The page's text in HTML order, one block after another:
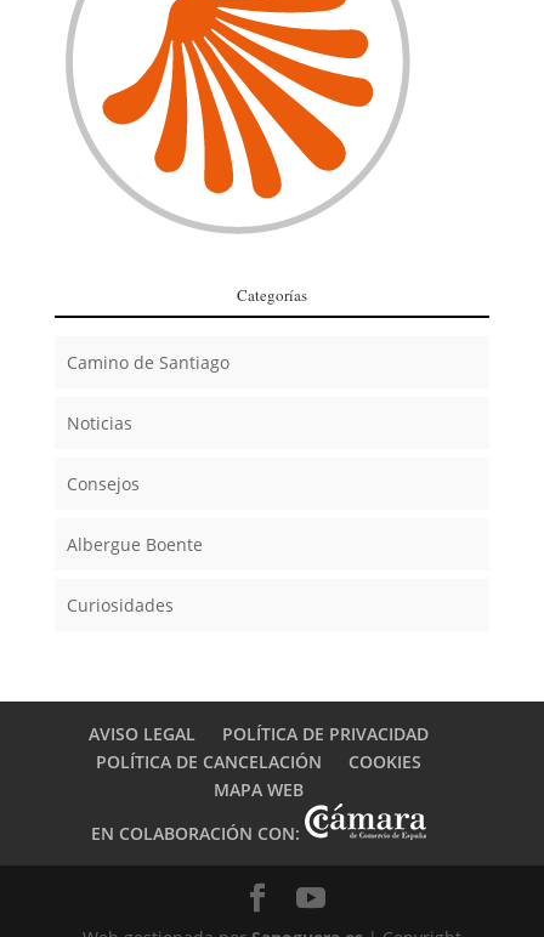
Categorías
Camino de Santiago
Noticias
Consejos
Albergue Boente
Curiosidades
AVISO LEGAL
POLÍTICA DE PRIVACIDAD
POLÍTICA DE CANCELACIÓN
COOKIES
MAPA WEB
EN COLABORACIÓN CON: